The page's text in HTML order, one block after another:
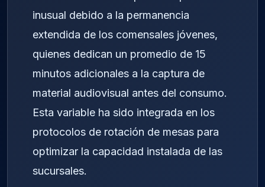
inusual debido a la permanencia
extendida de los comensales jóvenes,
quienes dedican un promedio de 15
minutos adicionales a la captura de
material audiovisual antes del consumo.
Esta variable ha sido integrada en los
protocolos de rotación de mesas para
optimizar la capacidad instalada de las
sucursales.